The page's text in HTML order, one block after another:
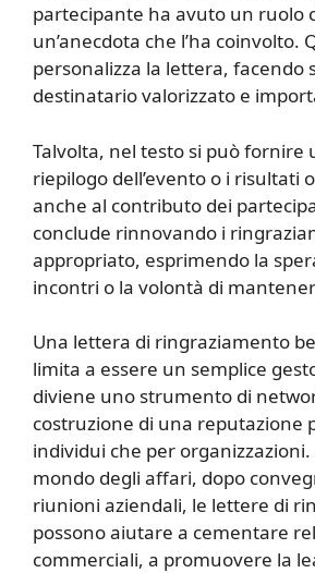
partecipante ha avuto un ruolo
un’anecdota che l’ha coinvolto.
personalizza la lettera, facendo
destinatario valorizzato e
Talvolta, nel testo si può fornire
riepilogo dell’evento o i risultati
anche al contributo dei
conclude rinnovando i
appropriato, esprimendo la
incontri o la volontà di
Una lettera di ringraziamento
limita a essere un semplice
diviene uno strumento di
costruzione di una reputazione
individui che per
mondo degli affari, dopo
riunioni aziendali, le lettere di
possono aiutare a cementare
commerciali, a promuovere la